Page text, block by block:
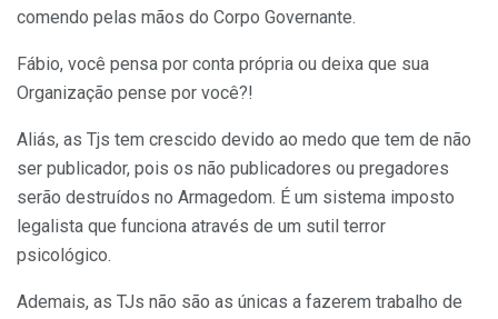
comendo pelas mãos do Corpo Governante.
Fábio, você pensa por conta própria ou deixa que sua
Organização pense por você?!
Aliás, as Tjs tem crescido devido ao medo que tem de não
ser publicador, pois os não publicadores ou pregadores
serão destruídos no Armagedom. É um sistema imposto
legalista que funciona através de um sutil terror
psicológico.
Ademais, as TJs não são as únicas a fazerem trabalho de